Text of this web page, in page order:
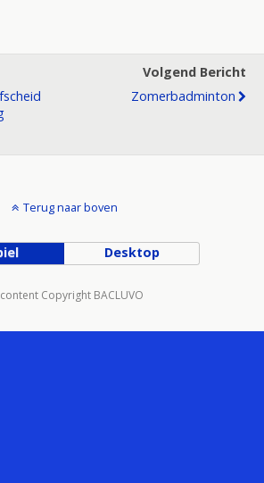
Volgend Bericht
Zomerbadminton
Terug naar boven
Desktop
Copyright BACLUVO